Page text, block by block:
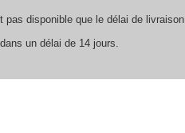
pas disponible que le délai de livraison
un délai de 14 jours.